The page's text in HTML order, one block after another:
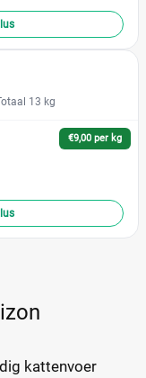
13 kg
€9,00 per kg
kattenvoer